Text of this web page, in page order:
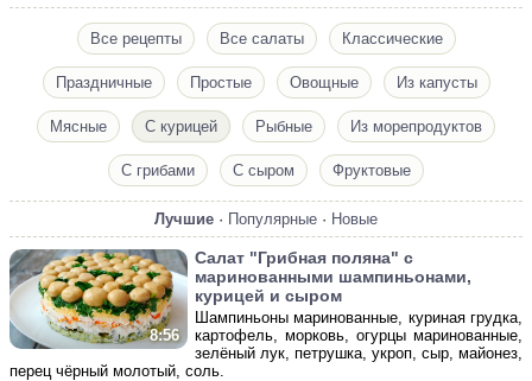
Все рецепты Все салаты Классические
Праздничные Простые Овощные Из капусты
Мясные С курицей Рыбные Из морепродуктов
С грибами С сыром Фруктовые
Лучшие · Популярные · Новые
8:56
Салат "Грибная поляна" c
маринованными шампиньонами,
курицей и сыром
Шампиньоны маринованные, куриная грудка,
картофель, морковь, огурцы маринованные,
зелёный лук, петрушка, укроп, сыр, майонез,
перец чёрный молотый, соль.